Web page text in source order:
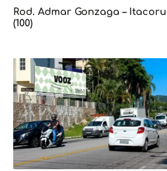
Rod. Admar Gonzaga –
(100)